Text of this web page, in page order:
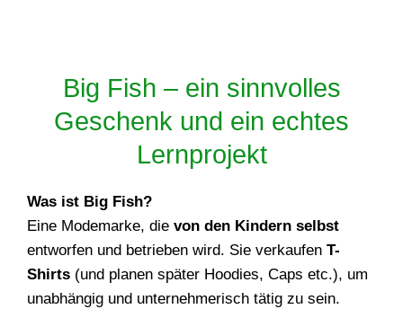
Big Fish – ein sinnvolles
Geschenk und ein echtes
Lernprojekt
Was ist Big Fish?
Eine Modemarke, die von den Kindern selbst
entworfen und betrieben wird. Sie verkaufen T-
Shirts (und planen später Hoodies, Caps etc.), um
unabhängig und unternehmerisch tätig zu sein.